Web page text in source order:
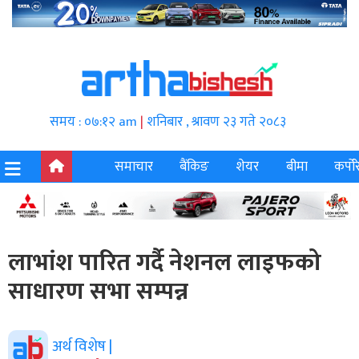
समय : ०७:१२ am | शनिबार , श्रावण २३ गते २०८३
समाचार
बैंकिङ शेयर बीमा
लाभांश पारित गर्दै नेशनल लाइफको
साधारण सभा सम्पन्न
अर्थ विशेष |